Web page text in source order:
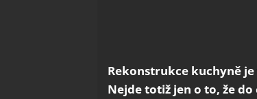
Rekonstrukce kuchyně
Nejde totiž jen o to, že